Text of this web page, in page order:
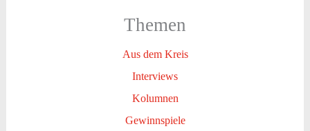
Themen
Aus dem Kreis
Interviews
Kolumnen
Gewinnspiele